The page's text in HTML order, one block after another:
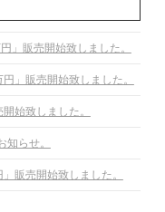
」販売開始致しました。
」販売開始致しました。
始致しました。
らせ。
販売開始致しました。